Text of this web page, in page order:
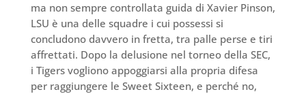
ma non sempre controllata guida di Xavier Pinson,
LSU è una delle squadre i cui possessi si
concludono davvero in fretta, tra palle perse e tiri
affrettati. Dopo la delusione nel torneo della SEC,
i Tigers vogliono appoggiarsi alla propria difesa
per raggiungere le Sweet Sixteen, e perché no,